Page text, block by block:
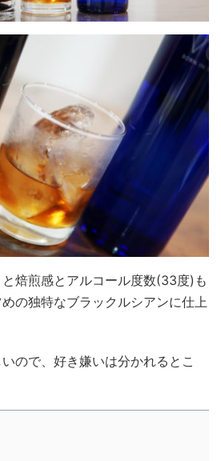
焙煎感とアルコール度数(33度)も
の独特なブラックルシアンに仕上
ので、好き嫌いは分かれるとこ